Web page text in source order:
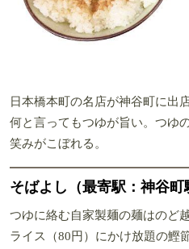
日本橋本町の名店が神谷町に出
何と言ってもつゆが旨い。つゆ
笑みがこぼれる。
そばよし（最寄駅：神谷町
つゆに絡む自家製麺の麺はのど
ライス（80円）にかけ放題の鰹